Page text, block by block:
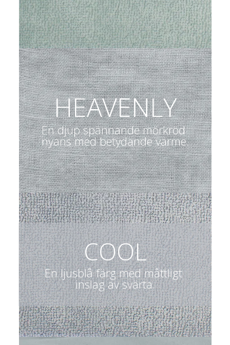
HEAVENLY
En djup spännande mörkröd
nyans med betydande värme.
COOL
En ljusblå färg med måttligt
inslag av svärta.